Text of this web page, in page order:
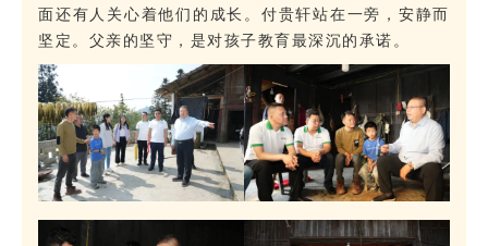
面还有人关心着他们的成长。付贵轩站在一旁，安静而
坚定。父亲的坚守，是对孩子教育最深沉的承诺。